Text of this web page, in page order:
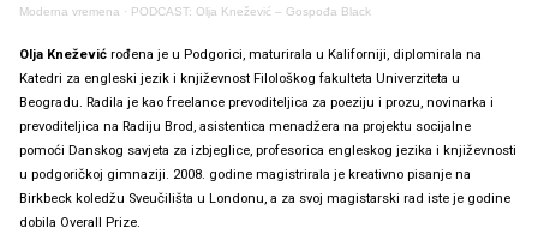
Moderna vremena · PODCAST: Olja Knežević – Gospođa Black
Olja Knežević rođena je u Podgorici, maturirala u Kaliforniji, diplomirala na
Katedri za engleski jezik i književnost Filološkog fakulteta Univerziteta u
Beogradu. Radila je kao freelance prevoditeljica za poeziju i prozu, novinarka i
prevoditeljica na Radiju Brod, asistentica menadžera na projektu socijalne
pomoći Danskog savjeta za izbjeglice, profesorica engleskog jezika i književnosti
u podgoričkoj gimnaziji. 2008. godine magistrirala je kreativno pisanje na
Birkbeck koledžu Sveučilišta u Londonu, a za svoj magistarski rad iste je godine
dobila Overall Prize.